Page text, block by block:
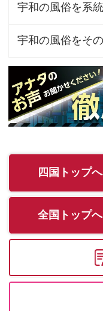
宇和の風俗を系
宇和の風俗をそ
四国トップへ
全国トップへ